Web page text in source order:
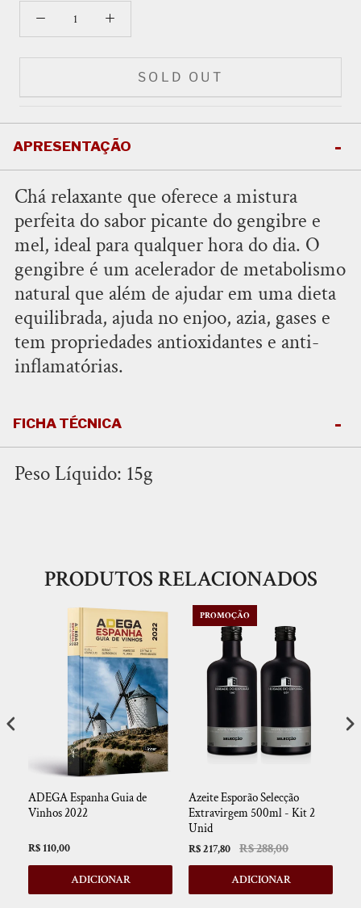
SOLD OUT
APRESENTAÇÃO
Chá relaxante que oferece a mistura
perfeita do sabor picante do gengibre e
mel, ideal para qualquer hora do dia. O
gengibre é um acelerador de metabolismo
natural que além de ajudar em uma dieta
equilibrada, ajuda no enjoo, azia, gases e
tem propriedades antioxidantes e anti-
inflamatórias.
FICHA TÉCNICA
Peso Líquido: 15g
PRODUTOS RELACIONADOS
ADEGA Espanha Guia de
Vinhos 2022
R$ 110,00
ADICIONAR
PROMOÇÃO
Azeite Esporão Selecção
Extravirgem 500ml - Kit 2
Unid
R$ 217,80 R$ 288,00
ADICIONAR